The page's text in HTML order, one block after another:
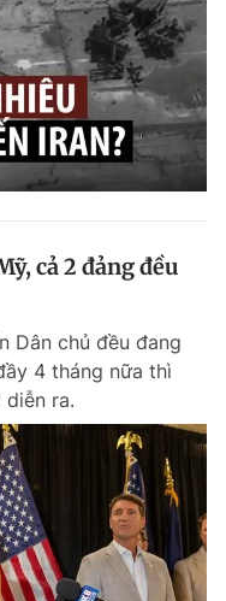
cần biết
cả 2 đảng đều
Dân chủ đều đang
4 tháng nữa thì
ra.